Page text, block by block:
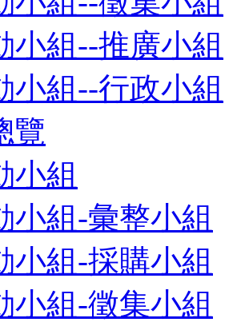
小組--推廣小組
小組--行政小組
覽
小組
小組-彙整小組
小組-採購小組
小組-徵集小組